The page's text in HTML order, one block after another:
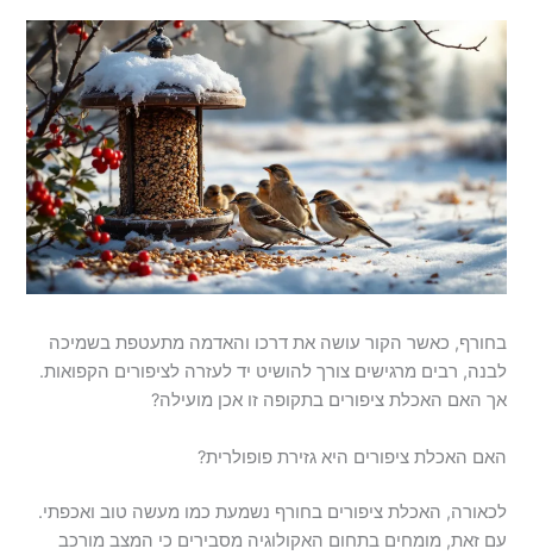
בחורף, כאשר הקור עושה את דרכו והאדמה מתעטפת בשמיכה
לבנה, רבים מרגישים צורך להושיט יד לעזרה לציפורים הקפואות.
אך האם האכלת ציפורים בתקופה זו אכן מועילה?
האם האכלת ציפורים היא גזירת פופולרית?
לכאורה, האכלת ציפורים בחורף נשמעת כמו מעשה טוב ואכפתי.
עם זאת, מומחים בתחום האקולוגיה מסבירים כי המצב מורכב